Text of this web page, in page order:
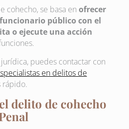
cohecho, se basa en ofrecer
público con el
o ejecute una acción
puedes contactar con
en delitos de
rápido.
delito de cohecho